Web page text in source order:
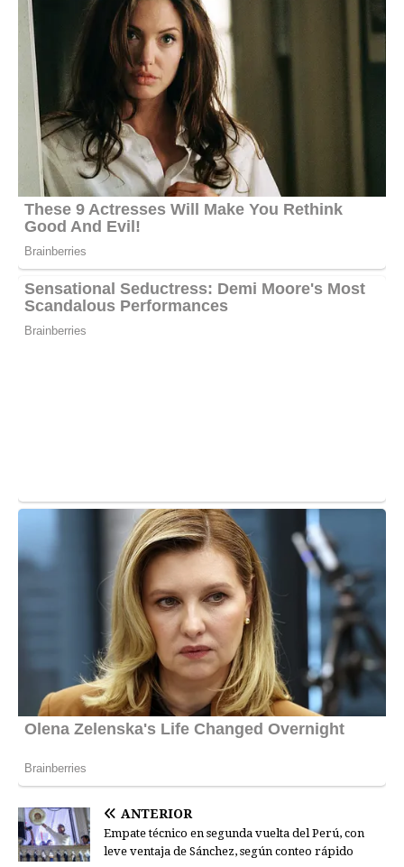
ANTERIOR
Empate técnico en segunda vuelta del Perú, con
leve ventaja de Sánchez, según conteo rápido